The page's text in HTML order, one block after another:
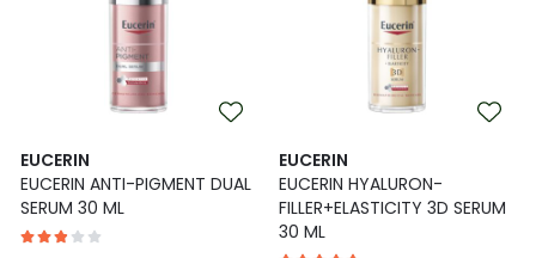
EUCERIN
EUCERIN ANTI-PIGMENT DUAL
SERUM 30 ML
EUCERIN
EUCERIN HYALURON-
FILLER+ELASTICITY 3D SERUM
30 ML